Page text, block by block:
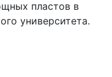
пластов в
университета.